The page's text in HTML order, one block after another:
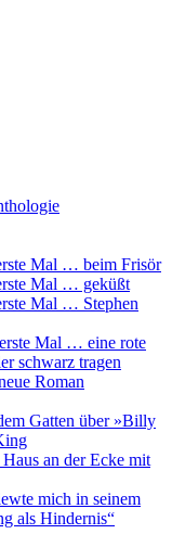
Mal … beim Frisör
Mal … geküßt
Mal … Stephen
Mal … eine rote
schwarz tragen
Roman
Gatten über »Billy
an der Ecke mit
mich in seinem
als Hindernis“